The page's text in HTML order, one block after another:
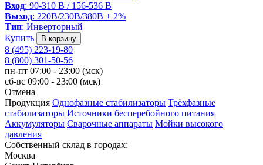
Вход: 90-310 В / 156-536 В
Выход: 220В/230В/380В ± 2%
Тип: Инверторный
Купить
В корзину
8 (495) 223-19-80
8 (800) 301-50-56
пн-пт 07:00 - 23:00 (мск)
сб-вс 09:00 - 23:00 (мск)
Отмена
Продукция Однофазные стабилизаторы Трёхфазные
стабилизаторы Источники бесперебойного питания
Аккумуляторы Сварочные аппараты Мойки высокого
давления
Собственный склад в городах:
Москва